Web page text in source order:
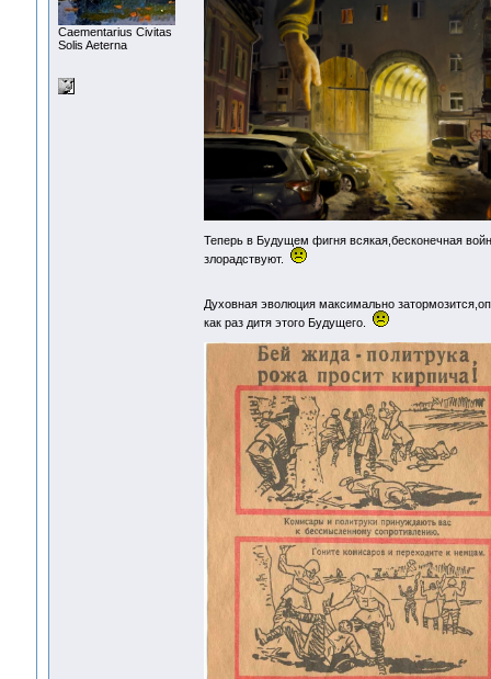
Сaementarius Civitas
Solis Aeterna
Теперь в Будущем фигня всякая,бесконечная
злорадствуют.
Духовная эволюция максимально
как раз дитя этого Будущего.